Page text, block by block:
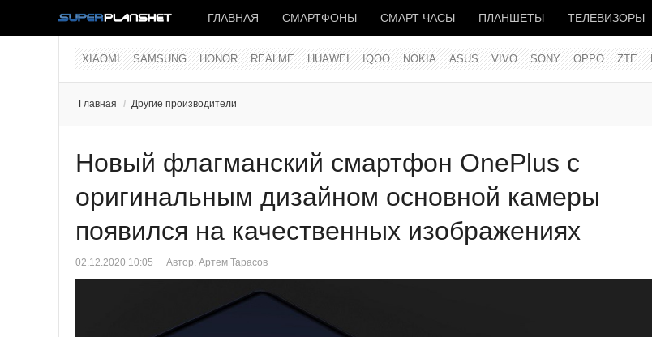
ГЛАВНАЯ СМАРТФОНЫ СМАРТ ЧАСЫ ПЛАНШЕТЫ ТЕЛЕВИЗОРЫ
XIAOMI SAMSUNG HONOR REALME HUAWEI IQOO NOKIA ASUS VIVO SONY OPPO ZTE
Главная / Другие производители
Новый флагманский смартфон OnePlus с
оригинальным дизайном основной камеры
появился на качественных изображениях
02.12.2020 10:05 Автор: Артем Тарасов